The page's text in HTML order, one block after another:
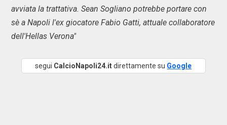
avviata la trattativa. Sean Sogliano potrebbe portare con
sè a Napoli l'ex giocatore Fabio Gatti, attuale collaboratore
dell'Hellas Verona"
segui CalcioNapoli24.itdirettamente su Google